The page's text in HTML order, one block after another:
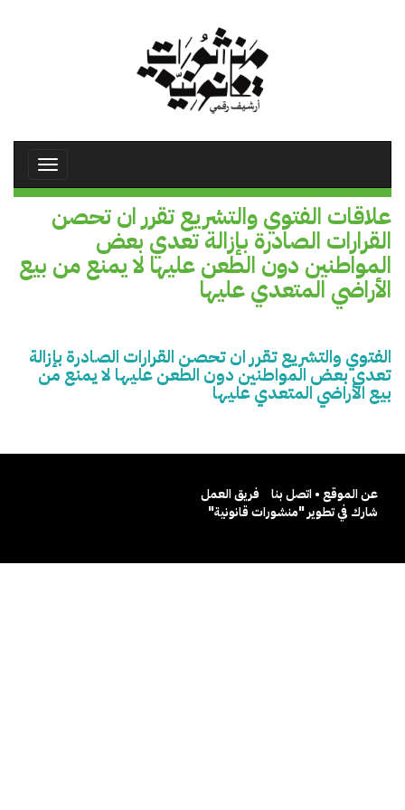
Toggle
علاقات الفتوي والتشريع تقرر ان تحصن
القرارات الصادرة بإزالة تعدي بعض
المواطنين دون الطعن عليها لا يمنع من بيع
الأراضي المتعدي عليها
الفتوي والتشريع تقرر ان تحصن القرارات الصادرة بإزالة
تعدي بعض المواطنين دون الطعن عليها لا يمنع من
بيع الأراضي المتعدي عليها
عن الموقع • اتصل بنا
فريق العمل
شارك في تطوير "منشورات قانونية"